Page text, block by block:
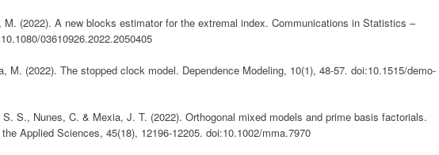
M. (2022). A new blocks estimator for the extremal index. Communications in Statistics –
03610926.2022.2050405
M. (2022). The stopped clock model. Dependence Modeling, 10(1), 48-57. doi:10.1515/demo-
S., Nunes, C. & Mexia, J. T. (2022). Orthogonal mixed models and prime basis factorials.
Applied Sciences, 45(18), 12196-12205. doi:10.1002/mma.7970